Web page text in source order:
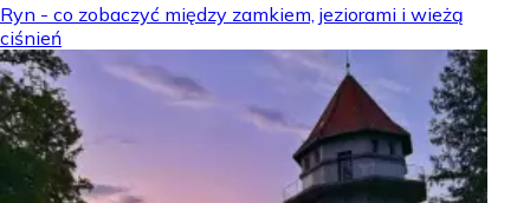
Ryn - co zobaczyć między zamkiem, jeziorami i wieżą
ciśnień